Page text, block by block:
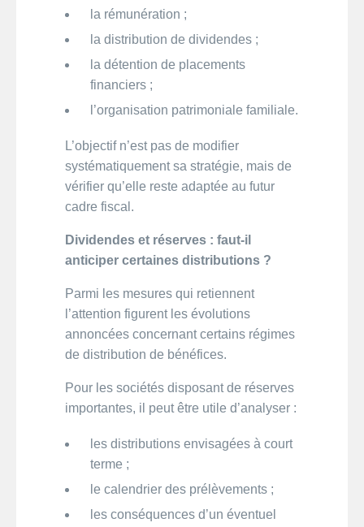
la rémunération ;
la distribution de dividendes ;
la détention de placements
financiers ;
l’organisation patrimoniale familiale.
L’objectif n’est pas de modifier
systématiquement sa stratégie, mais de
vérifier qu’elle reste adaptée au futur
cadre fiscal.
Dividendes et réserves : faut-il
anticiper certaines distributions ?
Parmi les mesures qui retiennent
l’attention figurent les évolutions
annoncées concernant certains régimes
de distribution de bénéfices.
Pour les sociétés disposant de réserves
importantes, il peut être utile d’analyser :
les distributions envisagées à court
terme ;
le calendrier des prélèvements ;
les conséquences d’un éventuel